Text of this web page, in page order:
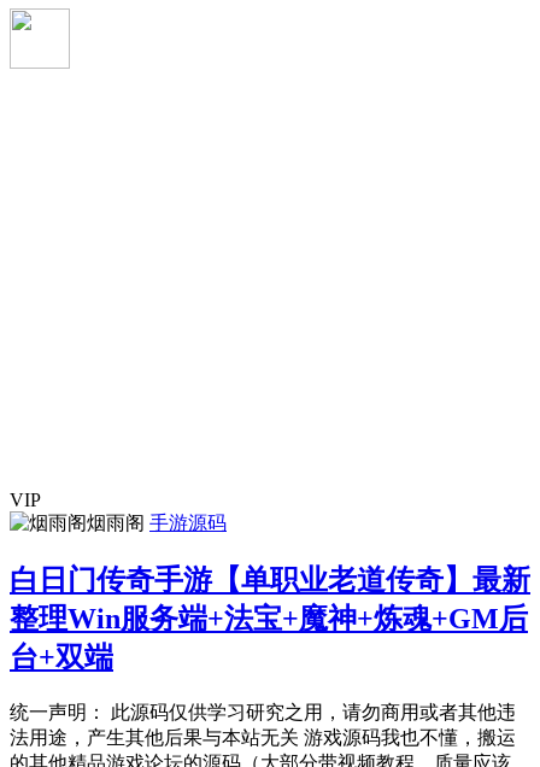
VIP
烟雨阁 手游源码
白日门传奇手游【单职业老道传奇】最新
整理Win服务端+法宝+魔神+炼魂+GM后
台+双端
统一声明： 此源码仅供学习研究之用，请勿商用或者其他违
法用途，产生其他后果与本站无关 游戏源码我也不懂，搬运